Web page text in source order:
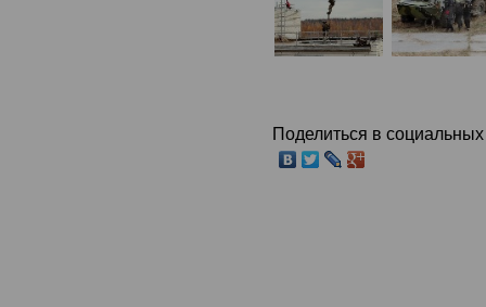
Поделиться в социальных